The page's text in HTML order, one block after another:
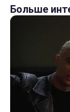
Больше